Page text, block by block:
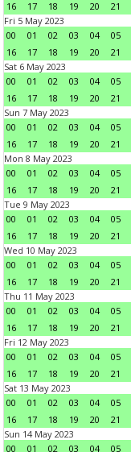
16
17 18 19 20 21
Fri 5 May 2023
00
01 02 03 04 05
16
17 18 19 20 21
Sat 6 May 2023
00
01 02 03 04 05
16
17 18 19 20 21
Sun 7 May 2023
00
01 02 03 04 05
16
17 18 19 20 21
Mon 8 May 2023
00
01 02 03 04 05
16
17 18 19 20 21
Tue 9 May 2023
00
01 02 03 04 05
16
17 18 19 20 21
Wed 10 May 2023
00
01 02 03 04 05
16
17 18 19 20 21
Thu 11 May 2023
00
01 02 03 04 05
16
17 18 19 20 21
Fri 12 May 2023
00
01 02 03 04 05
16
17 18 19 20 21
Sat 13 May 2023
00
01 02 03 04 05
16
17 18 19 20 21
Sun 14 May 2023
00
01 02 03 04 05